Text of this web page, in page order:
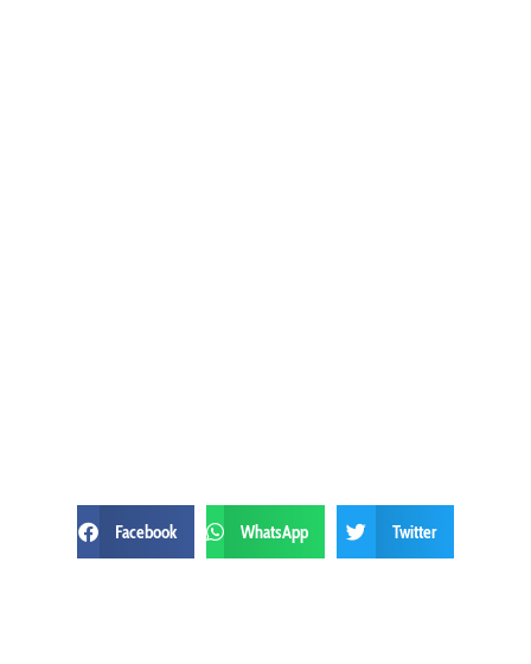
Facebook WhatsApp Twitter